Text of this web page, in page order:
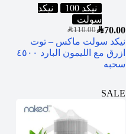
نيكد 100
نيكد
سولت
SAR110.00SAR70.00
نيكد سولت ماكس – توت
ازرق مع الليمون البارد ٤٥٠٠
سحبه
SALE